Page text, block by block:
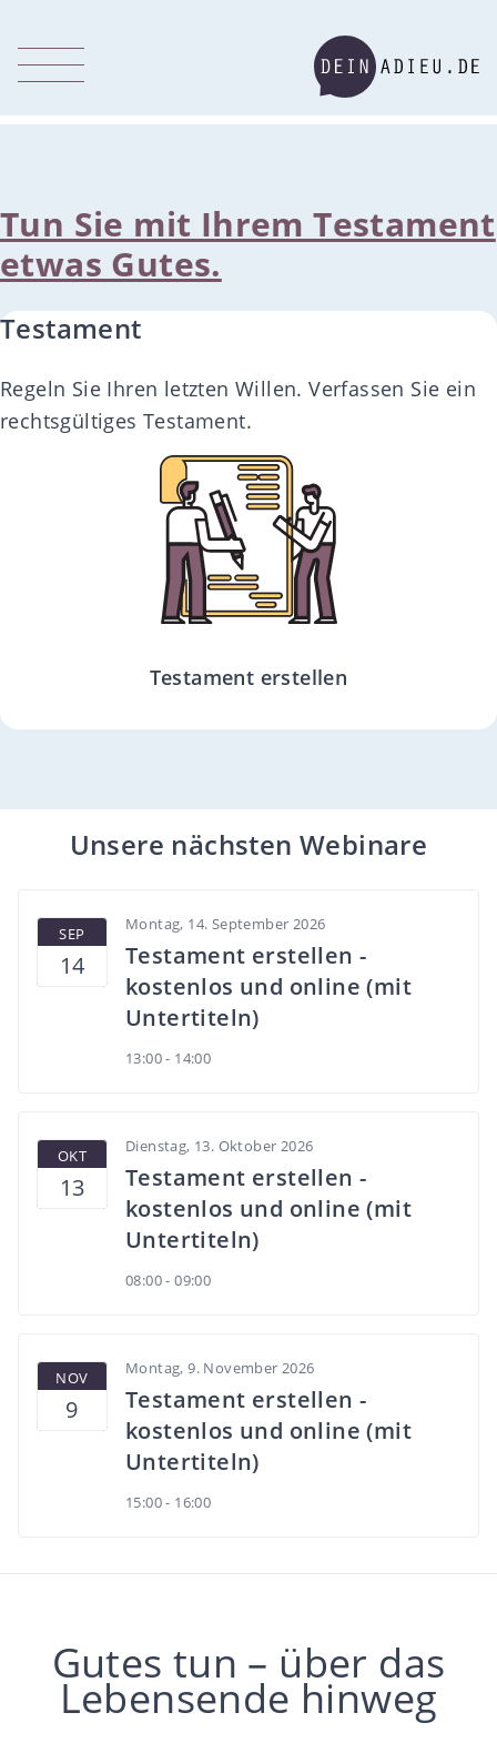
Tun Sie mit Ihrem Testament
etwas Gutes.
Testament
Regeln Sie Ihren letzten Willen. Verfassen Sie ein
rechtsgültiges Testament.
Testament erstellen
Unsere nächsten Webinare
SEP
14
Montag, 14. September 2026
Testament erstellen -
kostenlos und online (mit
Untertiteln)
13:00 - 14:00
OKT
13
Dienstag, 13. Oktober 2026
Testament erstellen -
kostenlos und online (mit
Untertiteln)
08:00 - 09:00
NOV
9
Montag, 9. November 2026
Testament erstellen -
kostenlos und online (mit
Untertiteln)
15:00 - 16:00
Gutes tun – über das
Lebensende hinweg